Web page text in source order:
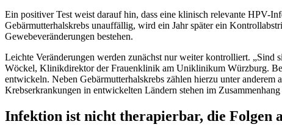
Ein positiver Test weist darauf hin, dass eine klinisch relevante HPV-
Gebärmutterhalskrebs unauffällig, wird ein Jahr später ein
Gewebeveränderungen bestehen.
Leichte Veränderungen werden zunächst nur weiter kontrolliert. „Sind
Wöckel, Klinikdirektor der Frauenklinik am Uniklinikum Würzburg.
entwickeln. Neben Gebärmutterhalskrebs zählen hierzu unter
Krebserkrankungen in entwickelten Ländern stehen im
Infektion ist nicht therapierbar, die Folgen